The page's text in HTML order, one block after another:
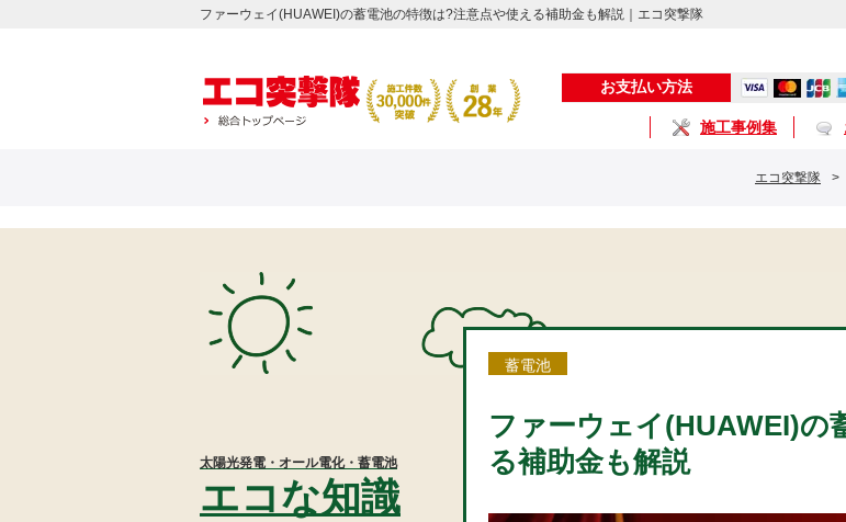
ファーウェイ(HUAWEI)の蓄電池の特徴は?注意点や使える補助金も解説｜エコ突撃隊
お支払い方法
施工事例集
エコ突撃隊 >
太陽光発電・オール電化・蓄電池
エコな知識
蓄電池
ファーウェイ(HUAWEI)の
る補助金も解説